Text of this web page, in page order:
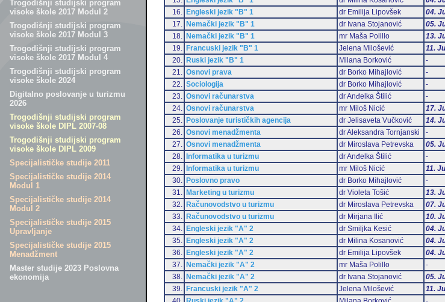
Trogodišnji studijski program
visoke škole 2017 Modul 2
Trogodišnji studijski program
visoke škole 2017 Modul 3
Trogodišnji studijski program
visoke škole 2017 Modul 4
Trogodišnji studijski program
visoke škole 2024
Digitalno poslovanje u turizmu
2026
Trogodišnji studijski program
visoke škole DIPL 2007-08
Trogodišnji studijski program
visoke škole DIPL 2009
Specijalističke studije 2011
Specijalističke studije 2014
Modul 1
Specijalističke studije 2014
Modul 2
Specijalističke studije 2015
Upravljanje
Specijalističke studije 2015
Menadžment
Master studije 2023 Poslovna
ekonomija
16.
Engleski jezik "B" 1 dr Emilija Lipovšek 04.
17.
Nemački jezik "B" 1 dr Ivana Stojanović 05.
18.
Nemački jezik "B" 1 mr Maša Polillo 13.
19.
Francuski jezik "B" 1 Jelena Milošević 11.
20.
Ruski jezik "B" 1 Milana Borković
-
21.
Osnovi prava dr Borko Mihajlović
-
22.
Sociologija dr Borko Mihajlović
-
23.
Osnovi računarstva dr Anđelka Štilić
-
24.
Osnovi računarstva mr Miloš Nicić 17.
25.
Poslovanje turističkih agencija dr Jelisaveta Vučković 14.
26.
Osnovi menadžmenta dr Aleksandra Tornjanski
-
27.
Osnovi menadžmenta dr Miroslava Petrevska 05.
28.
Informatika u turizmu dr Anđelka Štilić
-
29.
Informatika u turizmu mr Miloš Nicić 11.
30.
Poslovno pravo dr Borko Mihajlović
-
31.
Marketing u turizmu dr Violeta Tošić 13.
32.
Računovodstvo u turizmu dr Miroslava Petrevska 07.
33.
Računovodstvo u turizmu dr Mirjana Ilić 10.
34.
Engleski jezik "A" 2 dr Smiljka Kesić 04.
35.
Engleski jezik "A" 2 dr Milina Kosanović 04.
36.
Engleski jezik "A" 2 dr Emilija Lipovšek 04.
37.
Nemački jezik "A" 2 mr Maša Polillo
-
38.
Nemački jezik "A" 2 dr Ivana Stojanović 05.
39.
Francuski jezik "A" 2 Jelena Milošević 11.